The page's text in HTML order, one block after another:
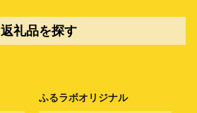
返礼品を探す
ふるラボオリジナル